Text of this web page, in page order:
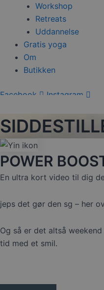
Workshop
Retreats
Uddannelse
Gratis yoga
Om
Butikken
Facebook
Instagram
POWER
En ultra kort video til dig
jeps det gør den sg – her
Og så er det altså
tid med et smil.